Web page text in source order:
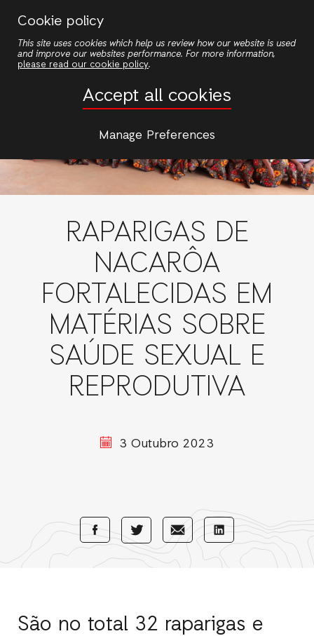
Cookie policy
This site uses cookies which help us review how our website is used
and improve our websites performance. For more information,
please read our cookie policy.
Accept all cookies
Manage Preferences
o
RAPARIGAS DE
NACARÔA
FORTALECIDAS EM
MATÉRIAS SOBRE
SAÚDE SEXUAL E
REPRODUTIVA
3 Outubro 2023
Share
with
Share
with
Share
with
Share
with
São no total 32 raparigas e